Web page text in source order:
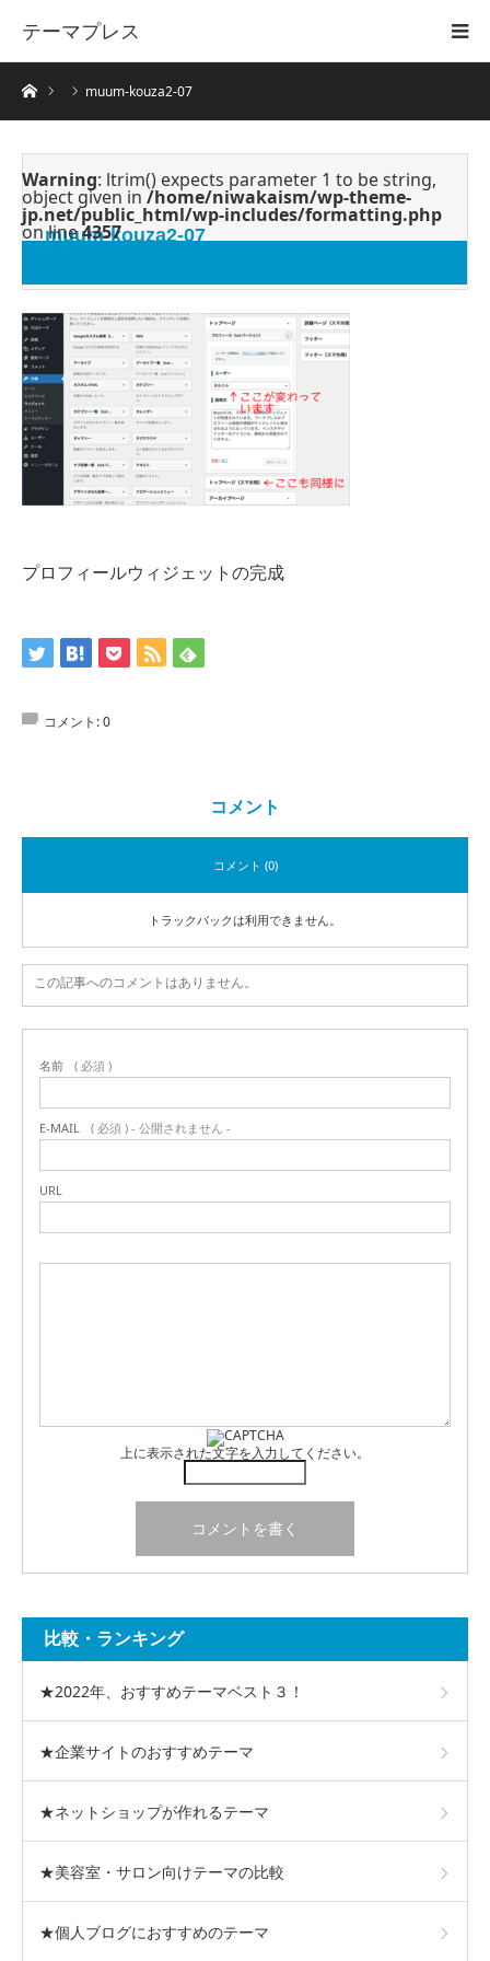
テーマプレス
ホーム muum-kouza2-07
Warning: ltrim() expects parameter 1 to be string,
object given in /home/niwakaism/wp-theme-
jp.net/public_html/wp-includes/formatting.php
on line4357
muum-kouza2-07
プロフィールウィジェットの完成
コメント:0
コメント
コメント (0)
トラックバックは利用できません。
この記事へのコメントはありません。
名前 ( 必須 )
E-MAIL ( 必須 ) - 公開されません -
URL
上に表示された文字を入力してください。
比較・ランキング
★2022年、おすすめテーマベスト３！
★企業サイトのおすすめテーマ
★ネットショップが作れるテーマ
★美容室・サロン向けテーマの比較
★個人ブログにおすすめのテーマ